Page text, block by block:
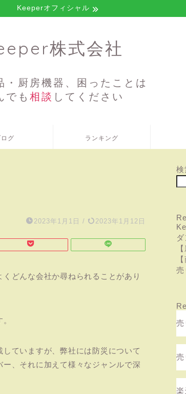
Keeperオフィシャル
株式会社
・厨房機器、困ったことは
でも 相談 してください
ログ ランキング
2023年1月1日 / 2023年1月12日
どんな会社か尋ねられることがあり
ていますが、弊社には防災について
、それに加えて様々なジャンルで深
検
売
売
売
楽